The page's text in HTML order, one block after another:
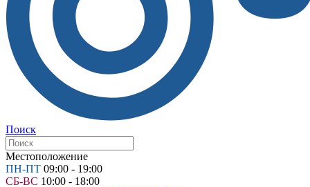
Поиск
Местоположение
ПН-ПТ 09:00 - 19:00
СБ-ВС 10:00 - 18:00